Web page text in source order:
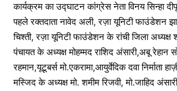
कार्यक्रम का उद्घाटन कांग्रेस नेता विनय सिन्हा
पहले रक्तदाता नावेद अली, रज़ा यूनिटी फाउंडेशन
चिश्ती, रज़ा यूनिटी फाउंडेशन के रांची जिला अध्यक्ष
पंचायत के अध्यक्ष मोहम्मद राशिद अंसारी,अबू रेहान
रहमान,यूटूबर्स मो.एकरामा,आयुर्वेदिक दवा निर्माता
मस्जिद के अध्यक्ष मो. शमीम रिजवी, मो.जाहिद